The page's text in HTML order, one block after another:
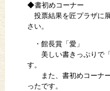
◆書初めコーナー
投票結果を匠プラザに
さい。
・館長賞「愛」
美しい書きっぷりで「
す。
また、書初めコーナー
ったです。